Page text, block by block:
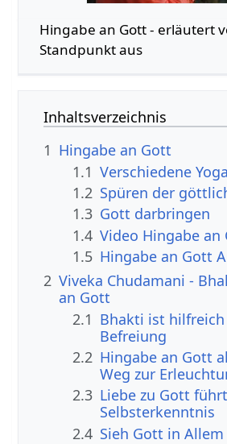
Hingabe an Gott - erläutert
Standpunkt aus
Inhaltsverzeichnis
1 Hingabe an Gott
1.1 Verschiedene
1.2 Spüren der
1.3 Gott darbringen
1.4 Video Hingabe an
1.5 Hingabe an Gott
2 Viveka Chudamani -
an Gott
2.1 Bhakti ist
Befreiung
2.2 Hingabe an Gott
Weg zur
2.3 Liebe zu Gott
Selbsterkenntnis
2.4 Sieh Gott in Allem